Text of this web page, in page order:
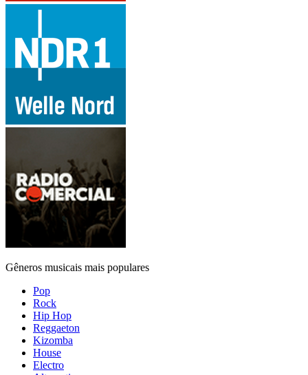
Gêneros musicais mais populares
Pop
Rock
Hip Hop
Reggaeton
Kizomba
House
Electro